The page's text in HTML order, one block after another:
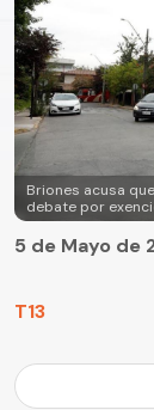
Briones acusa
debate por
T13
5 de Mayo de